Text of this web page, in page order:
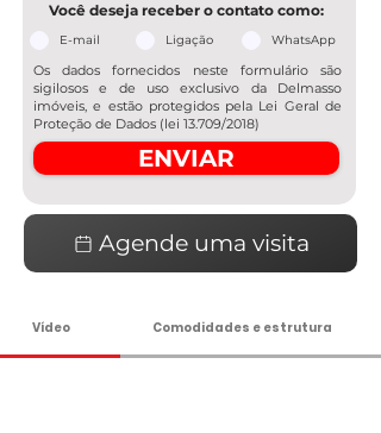
Você deseja receber o contato como:
E-mail Ligação WhatsApp
Os dados fornecidos neste formulário são
sigilosos e de uso exclusivo da Delmasso
imóveis, e estão protegidos pela Lei Geral de
Proteção de Dados (lei 13.709/2018)
ENVIAR
Agende uma visita
Vídeo Comodidades e estrutura